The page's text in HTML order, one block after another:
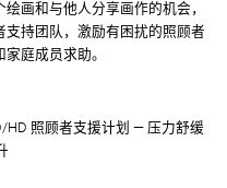
绘画和与他人分享画作的机会，
支持团队，激励有困扰的照顾者
庭成员求助。
HD 照顾者支援计划 — 压力舒缓